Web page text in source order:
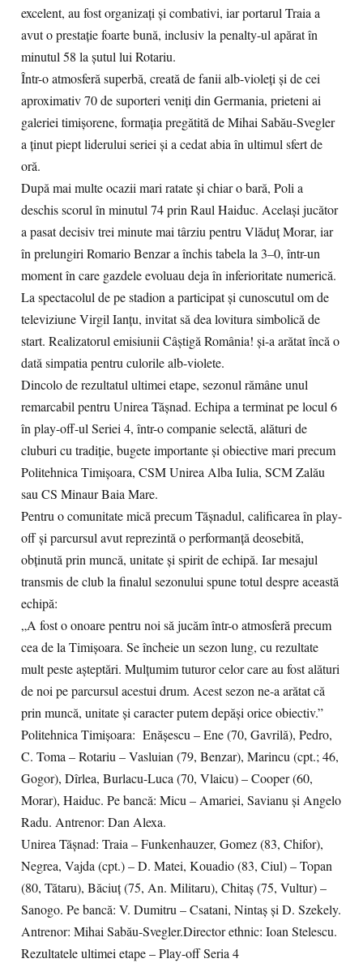
excelent, au fost organizați și combativi, iar portarul Traia a
avut o prestație foarte bună, inclusiv la penalty-ul apărat în
minutul 58 la șutul lui Rotariu.
Într-o atmosferă superbă, creată de fanii alb-violeți și de cei
aproximativ 70 de suporteri veniți din Germania, prieteni ai
galeriei timișorene, formația pregătită de Mihai Sabău-Svegler
a ținut piept liderului seriei și a cedat abia în ultimul sfert de
oră.
După mai multe ocazii mari ratate și chiar o bară, Poli a
deschis scorul în minutul 74 prin Raul Haiduc. Același jucător
a pasat decisiv trei minute mai târziu pentru Vlăduț Morar, iar
în prelungiri Romario Benzar a închis tabela la 3–0, într-un
moment în care gazdele evoluau deja în inferioritate numerică.
La spectacolul de pe stadion a participat și cunoscutul om de
televiziune Virgil Ianțu, invitat să dea lovitura simbolică de
start. Realizatorul emisiunii Câștigă România! și-a arătat încă o
dată simpatia pentru culorile alb-violete.
Dincolo de rezultatul ultimei etape, sezonul rămâne unul
remarcabil pentru Unirea Tășnad. Echipa a terminat pe locul 6
în play-off-ul Seriei 4, într-o companie selectă, alături de
cluburi cu tradiție, bugete importante și obiective mari precum
Politehnica Timișoara, CSM Unirea Alba Iulia, SCM Zalău
sau CS Minaur Baia Mare.
Pentru o comunitate mică precum Tășnadul, calificarea în play-
off și parcursul avut reprezintă o performanță deosebită,
obținută prin muncă, unitate și spirit de echipă. Iar mesajul
transmis de club la finalul sezonului spune totul despre această
echipă:
„A fost o onoare pentru noi să jucăm într-o atmosferă precum
cea de la Timișoara. Se încheie un sezon lung, cu rezultate
mult peste așteptări. Mulțumim tuturor celor care au fost alături
de noi pe parcursul acestui drum. Acest sezon ne-a arătat că
prin muncă, unitate și caracter putem depăși orice obiectiv.”
Politehnica Timișoara: Enășescu – Ene (70, Gavrilă), Pedro,
C. Toma – Rotariu – Vasluian (79, Benzar), Marincu (cpt.; 46,
Gogor), Dîrlea, Burlacu-Luca (70, Vlaicu) – Cooper (60,
Morar), Haiduc. Pe bancă: Micu – Amariei, Savianu și Angelo
Radu. Antrenor: Dan Alexa.
Unirea Tășnad: Traia – Funkenhauzer, Gomez (83, Chifor),
Negrea, Vajda (cpt.) – D. Matei, Kouadio (83, Ciul) – Topan
(80, Tătaru), Băciuț (75, An. Militaru), Chitaș (75, Vultur) –
Sanogo. Pe bancă: V. Dumitru – Csatani, Nintaș și D. Szekely.
Antrenor: Mihai Sabău-Svegler.Director ethnic: Ioan Stelescu.
Rezultatele ultimei etape – Play-off Seria 4